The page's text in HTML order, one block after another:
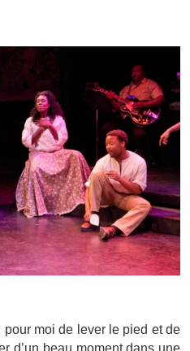
pour moi de lever le pied et de